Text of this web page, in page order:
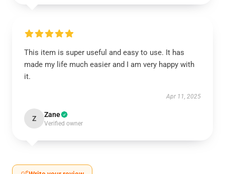
This item is super useful and easy to use. It has
made my life much easier and I am very happy with
it.
Apr 11, 2025
Z Zane
Verified owner